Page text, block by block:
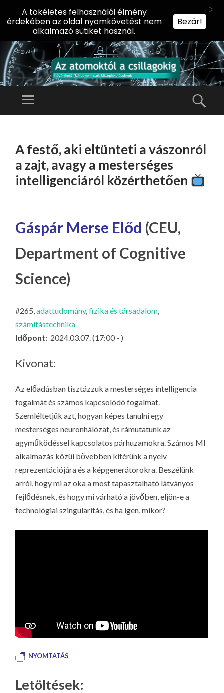
AZ
KT
Ó
L
IL
LA
G
O
Előadássorozat
Természettudományi
Kar Fizikai
Intézetében
Menü
TARTALOMHOZ
A festő, aki eltünteti a vászonról
a zajt, avagy a mesterséges
intelligenciáról közérthetően
Gáspár Merse Előd (CEU,
Department of Cognitive
Science)
#265,adattudomány,fizika és társadalom,
számítástechnika
Időpont: 2024.03.07. (17:00 - )
Kivonat:
Az előadásban tisztázzuk a mesterséges intelligencia
fogalmát és számos kapcsolódó fogalmat.
Szemléltetjük azt, hogyan képes tanulni egy
mesterséges neuronhálózat, és rámutatunk az
agyműködéssel kapcsolatos párhuzamokra. Számos MI
alkalmazás közül bővebben kitérünk a nyelv
reprezentációjára és a képgenerátorokra. Beszélünk
arról, hogy mi az oka a most tapasztalható látványos
fejlődésnek, és hogy mi várható a jövőben, eljön-e a
technológiai szingularitás, és ha igen, mikor?
NYOMTATÁS
Letöltések:
A tökéletes felhasználói élmény
érdekében az oldal nyomkövetést nem
alkalmazó sütiket használ.
Bezár!
X